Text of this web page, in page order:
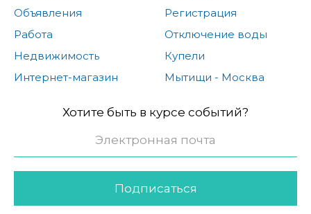
Объявления
Работа
Недвижимость
Интернет-магазин
Регистрация
Отключение воды
Купели
Мытищи - Москва
Хотите быть в курсе событий?
Подписаться